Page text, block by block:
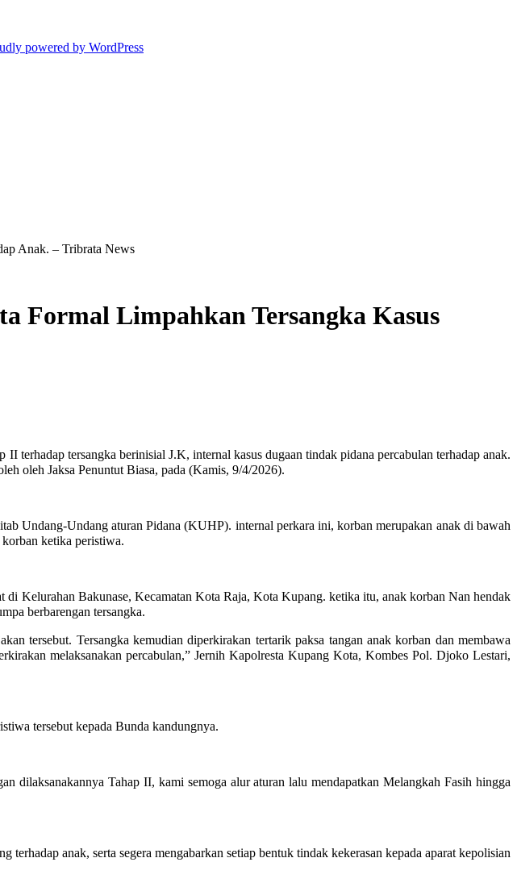
powered by WordPress
Anak. – Tribrata News
Formal Limpahkan Tersangka Kasus
terhadap tersangka berinisial J.K, internal kasus dugaan tindak pidana percabulan terhadap anak.
oleh Jaksa Penuntut Biasa, pada (Kamis, 9/4/2026).
Undang-Undang aturan Pidana (KUHP). internal perkara ini, korban merupakan anak di bawah
ketika peristiwa.
Kelurahan Bakunase, Kecamatan Kota Raja, Kota Kupang. ketika itu, anak korban Nan hendak
berbarengan tersangka.
tersebut. Tersangka kemudian diperkirakan tertarik paksa tangan anak korban dan membawa
melaksanakan percabulan,” Jernih Kapolresta Kupang Kota, Kombes Pol. Djoko Lestari,
tersebut kepada Bunda kandungnya.
dilaksanakannya Tahap II, kami semoga alur aturan lalu mendapatkan Melangkah Fasih hingga
anak, serta segera mengabarkan setiap bentuk tindak kekerasan kepada aparat kepolisian